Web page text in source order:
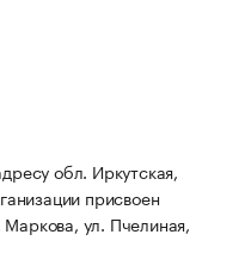
обл. Иркутская,
присвоен
ул. Пчелиная,